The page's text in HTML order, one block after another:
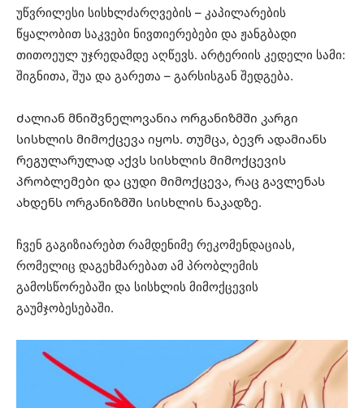
უწვრილესი სისხლძარღვების – კაპილარების
წყალობით საკვები ნივთიერებები და ჟანგბადი
თითოეულ უჯრედამდე აღწევს. არტერიის კედელი სამი:
შიგნითა, შუა და გარეთა – გარსისგან შედგება.
Ძალიან მნიშვნელოვანია ორგანიზმში კარგი
სისხლის მიმოქცევა იყოს. თუმცა, ბევრ ადამიანს
რეგულარულად აქვს სისხლის მიმოქცევის
პრობლემები და ცუდი მიმოქცევა, რაც გავლენას
ახდენს ორგანიზმში სისხლის ნაკადზე.
ჩვენ გაგიზიარებთ რამდენიმე რეკომენდაციას,
რომელიც დაგეხმარებათ ამ პრობლემის
გამოსწორებაში და სისხლის მიმოქცევის
გაუმჯობესებაში.